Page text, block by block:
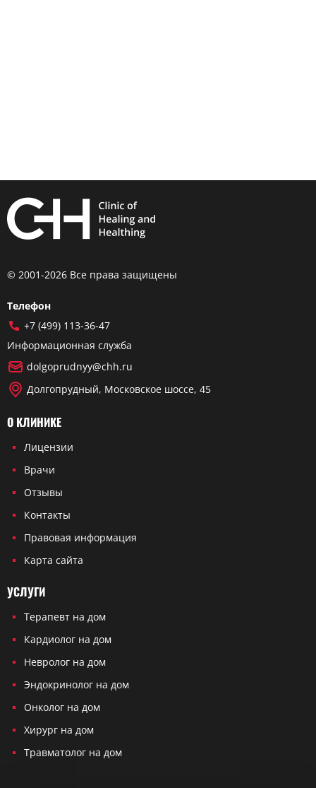
© 2001-2026 Все права защищены
Телефон
+7 (499) 113-36-47
Информационная служба
dolgoprudnyy@chh.ru
Долгопрудный, Московское шоссе, 45
О КЛИНИКЕ
Лицензии
Врачи
Отзывы
Контакты
Правовая информация
Карта сайта
УСЛУГИ
Терапевт на дом
Кардиолог на дом
Невролог на дом
Эндокринолог на дом
Онколог на дом
Хирург на дом
Травматолог на дом